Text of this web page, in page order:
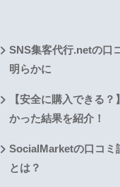
SNS集客代行.netの口
明らかに
【安全に購入できる
かった結果を紹介！
SocialMarketの口コミ
とは？